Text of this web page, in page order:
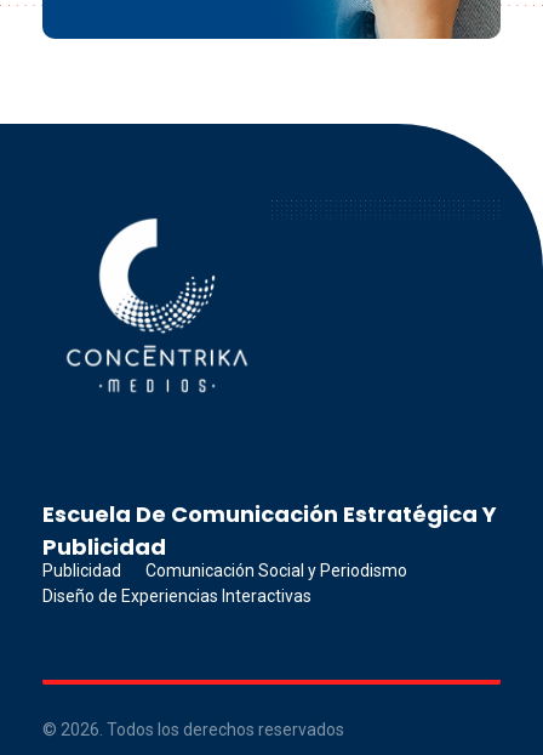
Escuela De Comunicación Estratégica Y
Publicidad
Publicidad
Comunicación Social y Periodismo
Diseño de Experiencias Interactivas
© 2026. Todos los derechos reservados